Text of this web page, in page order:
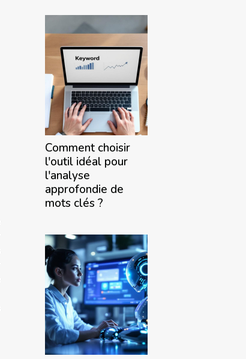
Comment choisir
l'outil idéal pour
l'analyse
approfondie de
mots clés ?